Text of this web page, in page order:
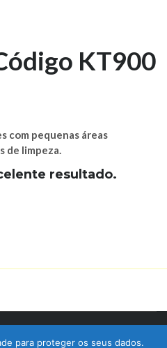
KT900
com pequenas áreas
de limpeza.
resultado.
para proteger os seus dados.